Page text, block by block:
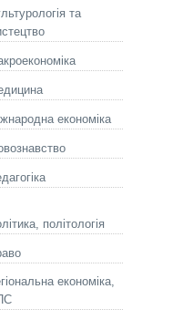
та
економіка
політологія
економіка,